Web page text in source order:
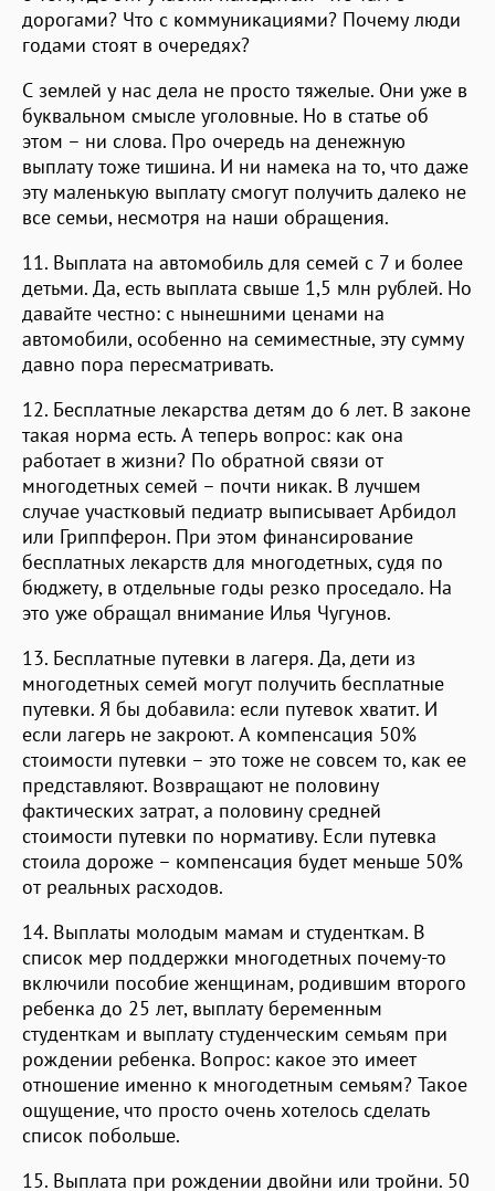
дорогами? Что с коммуникациями? Почему люди
годами стоят в очередях?
С землей у нас дела не просто тяжелые. Они уже в
буквальном смысле уголовные. Но в статье об
этом – ни слова. Про очередь на денежную
выплату тоже тишина. И ни намека на то, что даже
эту маленькую выплату смогут получить далеко не
все семьи, несмотря на наши обращения.
11. Выплата на автомобиль для семей с 7 и более
детьми. Да, есть выплата свыше 1,5 млн рублей. Но
давайте честно: с нынешними ценами на
автомобили, особенно на семиместные, эту сумму
давно пора пересматривать.
12. Бесплатные лекарства детям до 6 лет. В законе
такая норма есть. А теперь вопрос: как она
работает в жизни? По обратной связи от
многодетных семей – почти никак. В лучшем
случае участковый педиатр выписывает Арбидол
или Гриппферон. При этом финансирование
бесплатных лекарств для многодетных, судя по
бюджету, в отдельные годы резко проседало. На
это уже обращал внимание Илья Чугунов.
13. Бесплатные путевки в лагеря. Да, дети из
многодетных семей могут получить бесплатные
путевки. Я бы добавила: если путевок хватит. И
если лагерь не закроют. А компенсация 50%
стоимости путевки – это тоже не совсем то, как ее
представляют. Возвращают не половину
фактических затрат, а половину средней
стоимости путевки по нормативу. Если путевка
стоила дороже – компенсация будет меньше 50%
от реальных расходов.
14. Выплаты молодым мамам и студенткам. В
список мер поддержки многодетных почему-то
включили пособие женщинам, родившим второго
ребенка до 25 лет, выплату беременным
студенткам и выплату студенческим семьям при
рождении ребенка. Вопрос: какое это имеет
отношение именно к многодетным семьям? Такое
ощущение, что просто очень хотелось сделать
список побольше.
15. Выплата при рождении двойни или тройни. 50